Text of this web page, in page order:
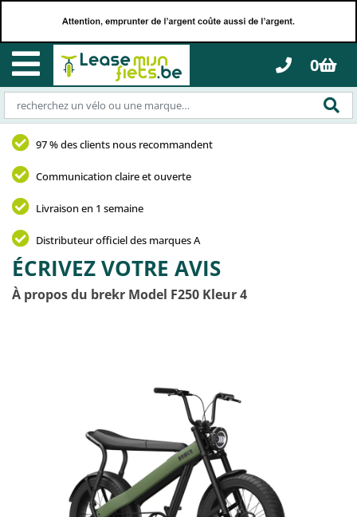
0
97 % des clients nous recommandent
Communication claire et ouverte
Livraison en 1 semaine
Distributeur officiel des marques A
ÉCRIVEZ VOTRE AVIS
À propos du brekr Model F250 Kleur 4